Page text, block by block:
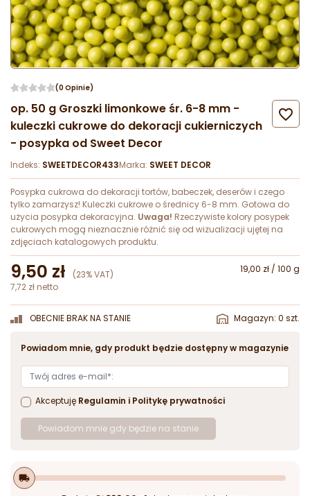
(0 Opinie)
op. 50 g Groszki limonkowe śr. 6-8 mm -
kuleczki cukrowe do dekoracji cukierniczych
- posypka od Sweet Decor

Indeks: SWEETDECOR433Marka: SWEET DECOR
Posypka cukrowa do dekoracji tortów, babeczek, deserów i czego
tylko zamarzysz! Kuleczki cukrowe o średnicy 6-8 mm. Gotowa do
użycia posypka dekoracyjna. Uwaga! Rzeczywiste kolory posypek
cukrowych mogą nieznacznie różnić się od wizualizacji ujętej na
zdjęciach katalogowych produktu.
9,50 zł (23% VAT)
19,00 zł / 100 g
7,72 zł netto
OBECNIE BRAK NA STANIE Magazyn: 0 szt.
Powiadom mnie, gdy produkt będzie dostępny w magazynie
Akceptuję Regulamin i Politykę prywatności
Powiadom mnie gdy będzie na stanie
local_shipping